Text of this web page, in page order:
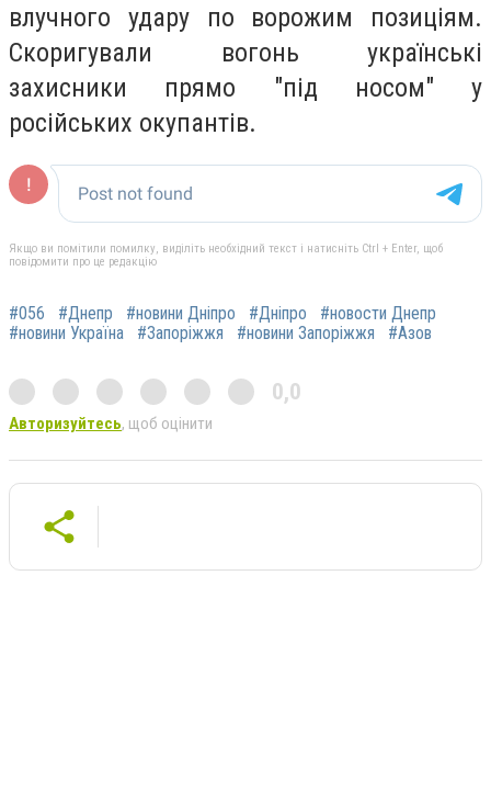
влучного удару по ворожим позиціям.
Скоригували вогонь українські
захисники прямо "під носом" у
російських окупантів.
Якщо ви помітили помилку, виділіть необхідний текст і натисніть Ctrl + Enter, щоб
повідомити про це редакцію
#056 #Днепр #новини Дніпро #Дніпро
#новости Днепр
#новини Україна
#Запоріжжя #новини Запоріжжя #Азов
0,0
Авторизуйтесь, щоб оцінити